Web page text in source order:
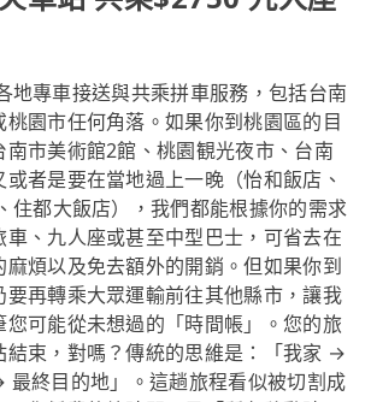
專車接送與共乘拼車服務，包括台南
園市任何角落。如果你到桃園區的目
南市美術館2館、桃園観光夜市、台南
者是要在當地過上一晚（怡和飯店、
住都大飯店），我們都能根據你的需求
車、九人座或甚至中型巴士，可省去在
煩以及免去額外的開銷。但如果你到
要再轉乘大眾運輸前往其他縣市，讓我
可能從未想過的「時間帳」。您的旅
結束，對嗎？傳統的思維是：「我家 →
終目的地」。這趟旅程看似被切割成